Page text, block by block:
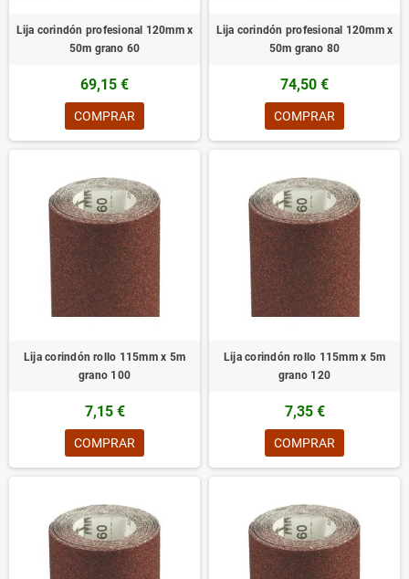
Lija corindón profesional 120mm x
50m grano 60
69,15 €
COMPRAR
Lija corindón profesional 120mm x
50m grano 80
74,50 €
COMPRAR
Lija corindón rollo 115mm x 5m
grano 100
7,15 €
COMPRAR
Lija corindón rollo 115mm x 5m
grano 120
7,35 €
COMPRAR